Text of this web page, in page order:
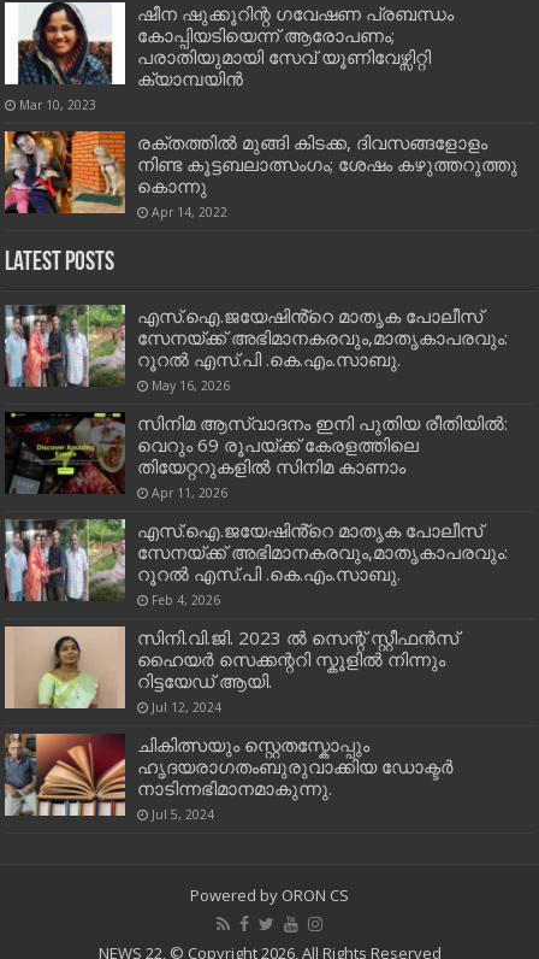
ഷീന ഷുക്കൂറിന്റ ഗവേഷണ പ്രബന്ധം
കോപ്പിയടിയെന്ന് ആരോപണം;
പരാതിയുമായി സേവ് യൂണിവേഴ്സിറ്റി
ക്യാമ്പയിൻ
Mar 10, 2023
രക്തത്തില്‍ മുങ്ങി കിടക്ക, ദിവസങ്ങളോളം
നിണ്ട കൂട്ടബലാത്സംഗം; ശേഷം കഴുത്തറുത്തു
കൊന്നു
Apr 14, 2022
Latest Posts
എസ്.ഐ.ജയേഷിൻ്റെ മാതൃക പോലീസ്
സേനയ്ക്ക് അഭിമാനകരവും,മാതൃകാപരവും:
റൂറൽ എസ്.പി .കെ.എം.സാബു.
May 16, 2026
സിനിമ ആസ്വാദനം ഇനി പുതിയ രീതിയിൽ:
വെറും 69 രൂപയ്ക്ക് കേരളത്തിലെ
തിയേറ്ററുകളിൽ സിനിമ കാണാം
Apr 11, 2026
എസ്.ഐ.ജയേഷിൻ്റെ മാതൃക പോലീസ്
സേനയ്ക്ക് അഭിമാനകരവും,മാതൃകാപരവും:
റൂറൽ എസ്.പി .കെ.എം.സാബു.
Feb 4, 2026
സിനി.വി.ജി. 2023 ൽ സെന്റ് സ്റ്റീഫൻസ്
ഹൈയർ സെക്കന്ററി സ്കൂളിൽ നിന്നും
റിട്ടയേഡ് ആയി.
Jul 12, 2024
ചികിത്സയും സ്റ്റെതസ്കോപ്പും
ഹൃദയരാഗതംബുരുവാക്കിയ ഡോക്ടർ
നാടിന്നഭിമാനമാകുന്നു.
Jul 5, 2024
Powered by ORON CS
NEWS 22, © Copyright 2026, All Rights Reserved